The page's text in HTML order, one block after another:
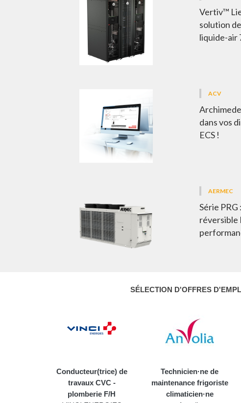
Vertiv™
solution
liquide-air
ACV
dans vos
ECS !
AERMEC
Série
réversible
SÉLECTION D'OFFRES
Conducteur(trice) de
travaux CVC -
plomberie F/H
Technicien·ne de
maintenance frigoriste
climaticien·ne